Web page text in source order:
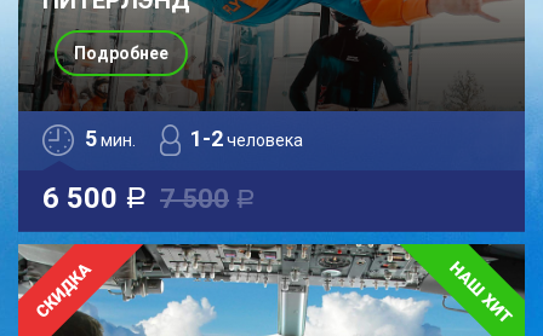
5мин. 1-2человека
6 500 a 7 500 a
Подробнее